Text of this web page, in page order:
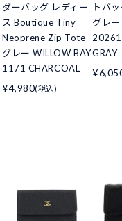
ダーバッグ レディー
ス Boutique Tiny
Neoprene Zip Tote
グレー WILLOW BAY
1171 CHARCOAL
¥4,980(税込)
トバ
グレ
GRAY